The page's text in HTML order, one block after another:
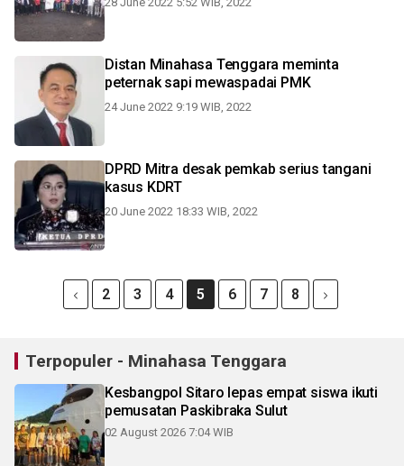
Distan Minahasa Tenggara meminta
peternak sapi mewaspadai PMK
24 June 2022 9:19 WIB, 2022
DPRD Mitra desak pemkab serius tangani
kasus KDRT
20 June 2022 18:33 WIB, 2022
2 3 4 5 6 7 8
Terpopuler - Minahasa Tenggara
Kesbangpol Sitaro lepas empat siswa ikuti
pemusatan Paskibraka Sulut
02 August 2026 7:04 WIB